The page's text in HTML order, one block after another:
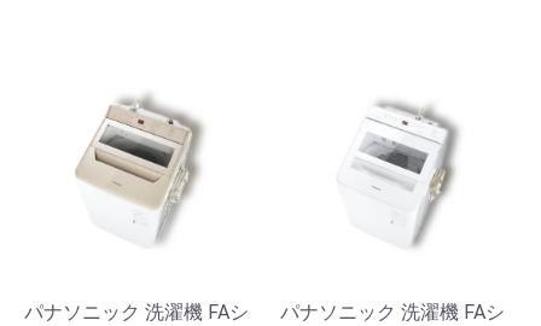
パナソニック 洗濯機 FAシ
パナソニック 洗濯機 FAシ